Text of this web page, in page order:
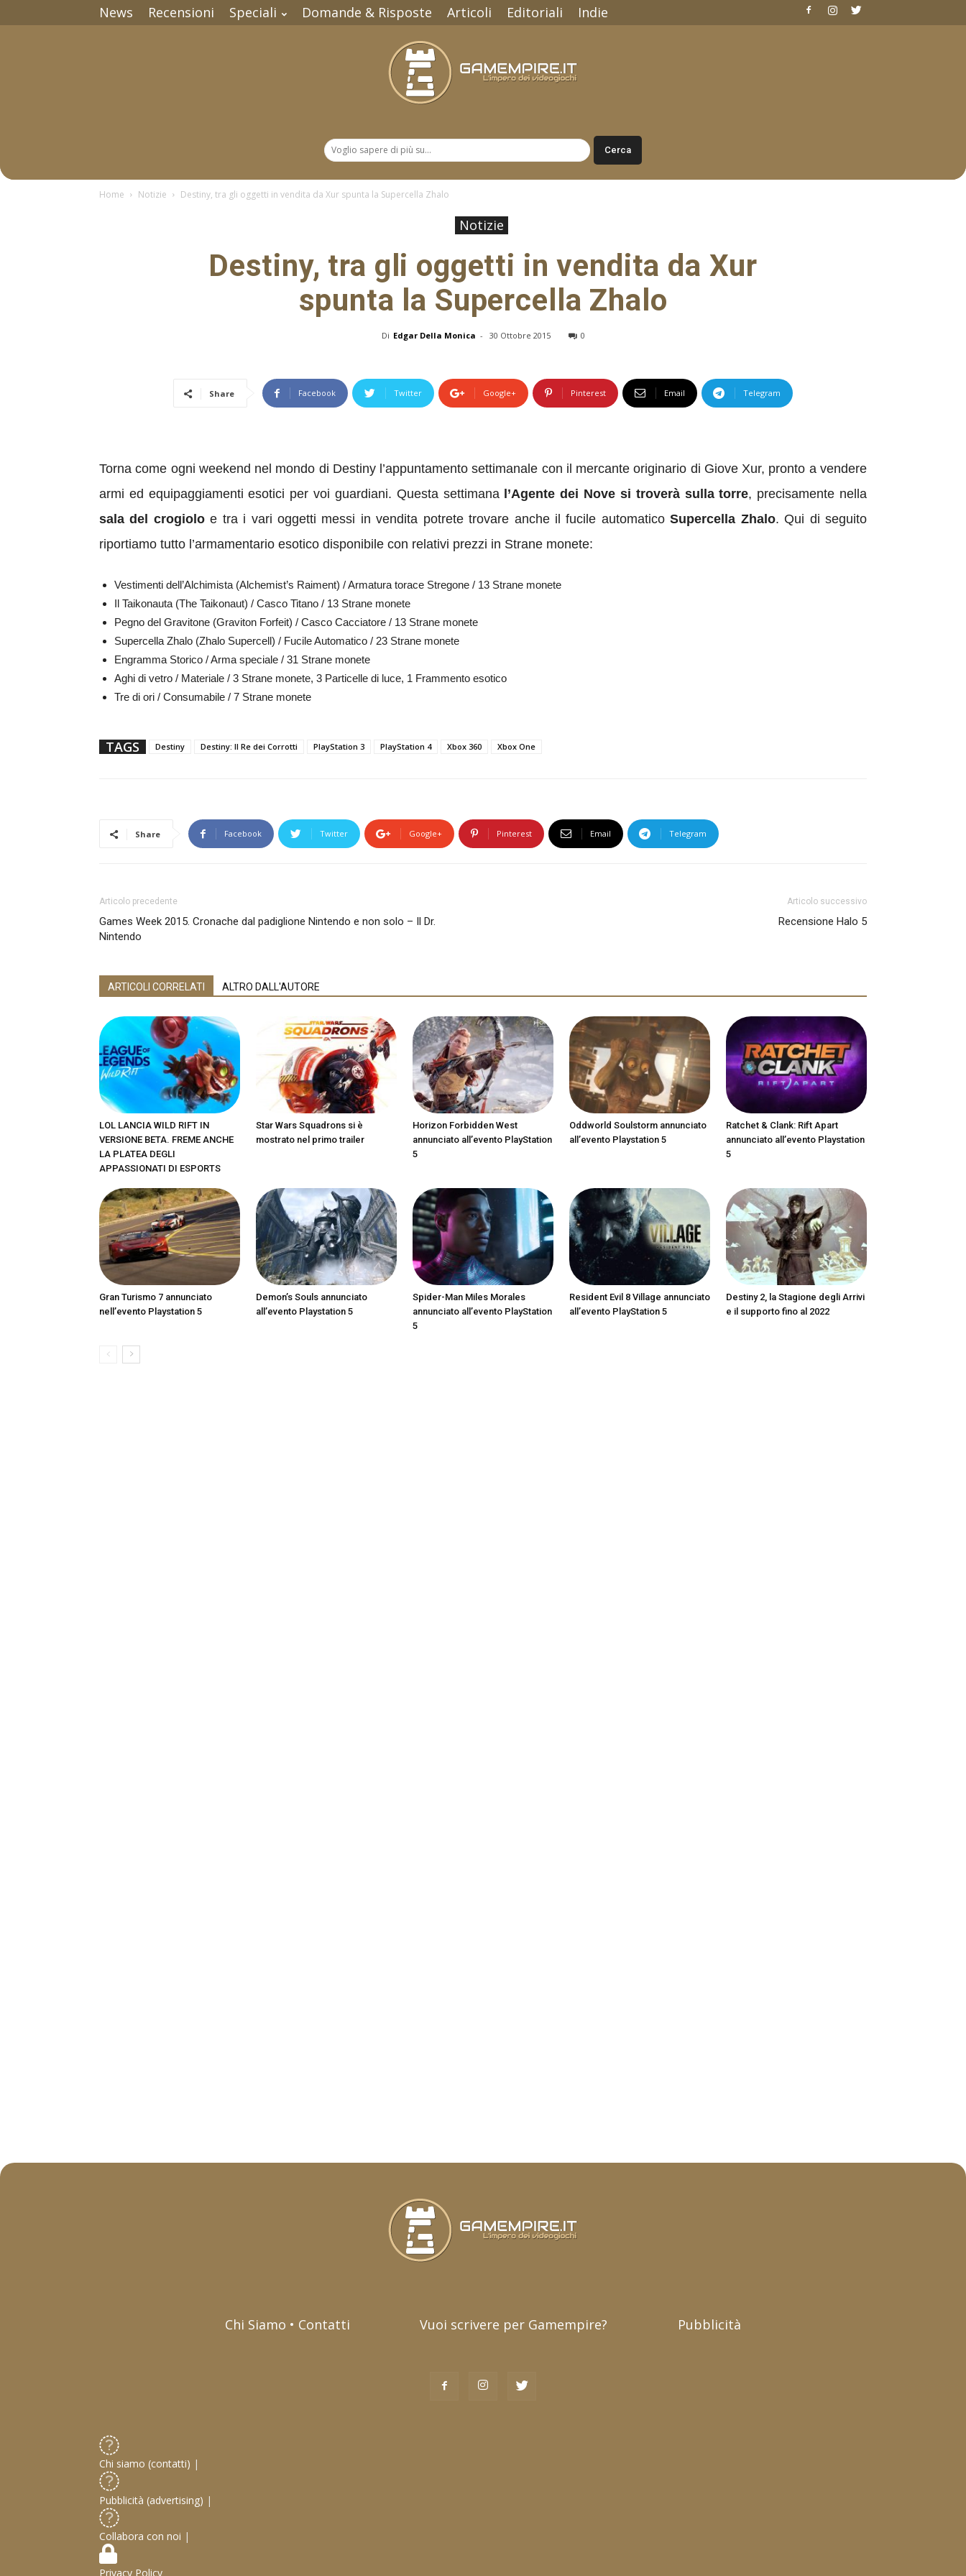
News Recensioni Speciali Domande & Risposte Articoli Editoriali Indie
Home Notizie Destiny, tra gli oggetti in vendita da Xur spunta la Supercella Zhalo
Notizie
Destiny, tra gli oggetti in vendita da Xur
spunta la Supercella Zhalo
Di Edgar Della Monica - 30 Ottobre 2015 0
Share Facebook Twitter Google+ Pinterest Email Telegram
Torna come ogni weekend nel mondo di Destiny l’appuntamento settimanale con il mercante originario di Giove Xur, pronto a vendere
armi ed equipaggiamenti esotici per voi guardiani. Questa settimana l’Agente dei Nove si troverà sulla torre, precisamente nella
sala del crogioloe tra i vari oggetti messi in vendita potrete trovare anche il fucile automaticoSupercella Zhalo. Qui di seguito
riportiamo tutto l’armamentario esotico disponibile con relativi prezzi in Strane monete:
Vestimenti dell’Alchimista (Alchemist’s Raiment) / Armatura torace Stregone / 13 Strane monete
Il Taikonauta (The Taikonaut) / Casco Titano / 13 Strane monete
Pegno del Gravitone (Graviton Forfeit) / Casco Cacciatore / 13 Strane monete
Supercella Zhalo (Zhalo Supercell) / Fucile Automatico / 23 Strane monete
Engramma Storico / Arma speciale / 31 Strane monete
Aghi di vetro / Materiale / 3 Strane monete, 3 Particelle di luce, 1 Frammento esotico
Tre di ori / Consumabile / 7 Strane monete
TAGS Destiny Destiny: Il Re dei Corrotti PlayStation 3 PlayStation 4 Xbox 360 Xbox One
Share Facebook Twitter Google+ Pinterest Email Telegram
Articolo precedente
Games Week 2015. Cronache dal padiglione Nintendo e non solo – Il Dr.
Nintendo
Articolo successivo
Recensione Halo 5
ARTICOLI CORRELATI ALTRO DALL'AUTORE
LOL LANCIA WILD RIFT IN
VERSIONE BETA. FREME ANCHE
LA PLATEA DEGLI
APPASSIONATI DI ESPORTS
Star Wars Squadrons si è
mostrato nel primo trailer
Horizon Forbidden West
annunciato all’evento PlayStation
5
Oddworld Soulstorm annunciato
all’evento Playstation 5
Ratchet & Clank: Rift Apart
annunciato all’evento Playstation
5
Gran Turismo 7 annunciato
nell’evento Playstation 5
Demon’s Souls annunciato
all’evento Playstation 5
Spider-Man Miles Morales
annunciato all’evento PlayStation
5
Resident Evil 8 Village annunciato
all’evento PlayStation 5
Destiny 2, la Stagione degli Arrivi
e il supporto fino al 2022
Chi Siamo • Contatti Vuoi scrivere per Gamempire? Pubblicità
Chi siamo (contatti) |
Pubblicità (advertising) |
Collabora con noi |
Privacy Policy